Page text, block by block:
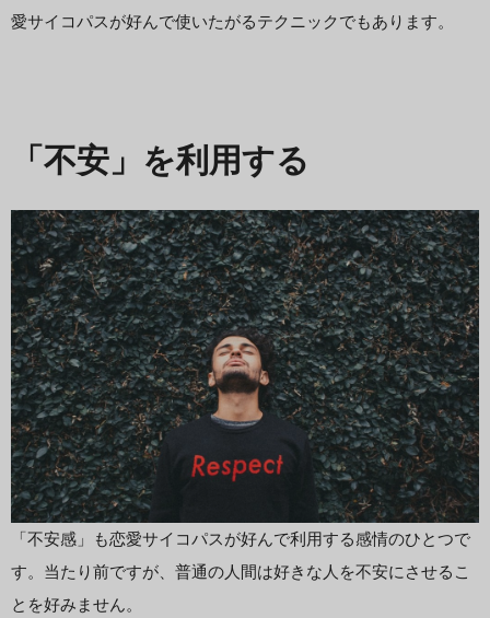
愛サイコパスが好んで使いたがるテクニックでもあります。
「不安」を利用する
「不安感」も恋愛サイコパスが好んで利用する感情のひとつで
す。当たり前ですが、普通の人間は好きな人を不安にさせるこ
とを好みません。